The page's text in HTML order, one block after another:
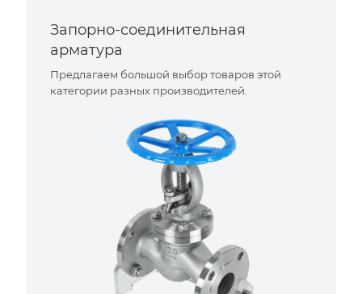
Запорно-соединительная
арматура
Предлагаем большой выбор товаров этой
категории разных производителей.